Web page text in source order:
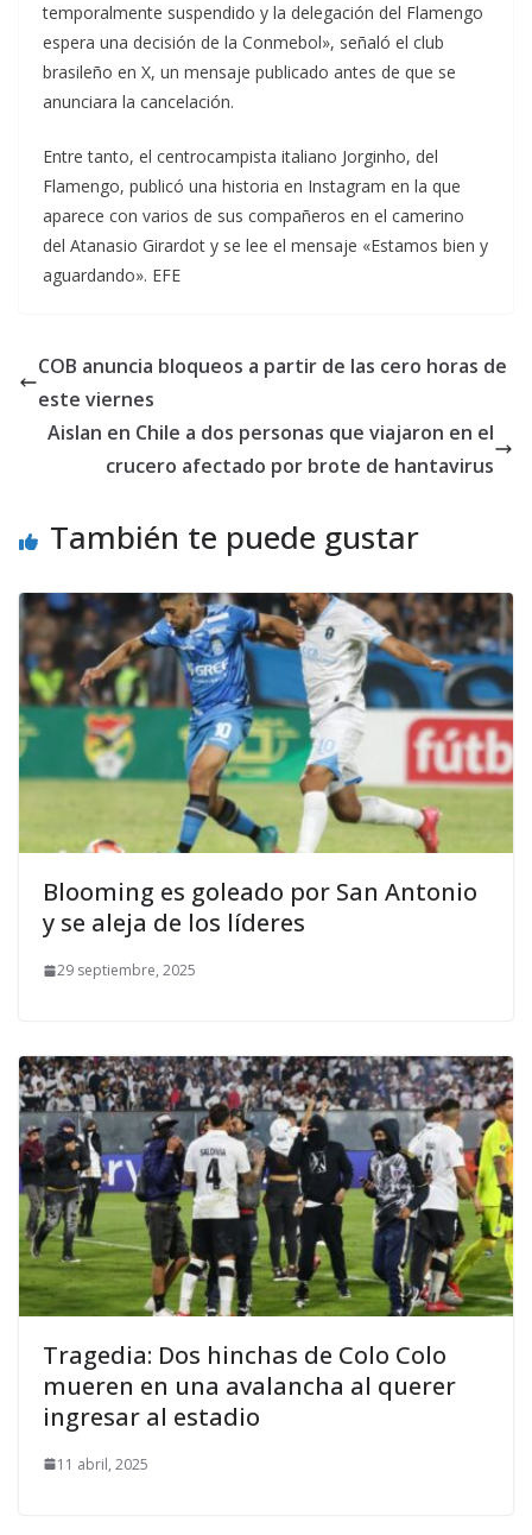
temporalmente suspendido y la delegación del Flamengo
espera una decisión de la Conmebol», señaló el club
brasileño en X, un mensaje publicado antes de que se
anunciara la cancelación.
Entre tanto, el centrocampista italiano Jorginho, del
Flamengo, publicó una historia en Instagram en la que
aparece con varios de sus compañeros en el camerino
del Atanasio Girardot y se lee el mensaje «Estamos bien y
aguardando». EFE
COB anuncia bloqueos a partir de las cero horas de
este viernes
Aislan en Chile a dos personas que viajaron en el
crucero afectado por brote de hantavirus
También te puede gustar
Blooming es goleado por San Antonio
y se aleja de los líderes
29 septiembre, 2025
Tragedia: Dos hinchas de Colo Colo
mueren en una avalancha al querer
ingresar al estadio
11 abril, 2025